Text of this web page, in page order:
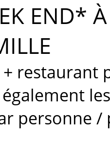
END*
personne /